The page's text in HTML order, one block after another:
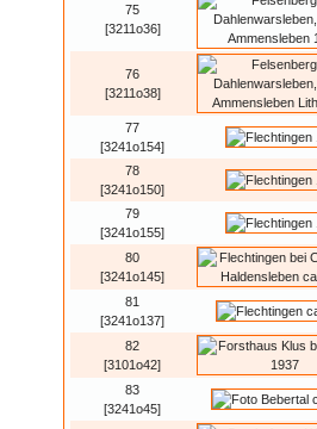
75
[3211o36]
76
[3211o38]
77
[3241o154]
78
[3241o150]
79
[3241o155]
80
[3241o145]
81
[3241o137]
82
[3101o42]
83
[3241o45]